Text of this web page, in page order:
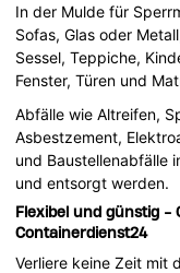
In der Mulde für
Sofas, Glas oder
Sessel, Teppiche,
Fenster, Türen und
Abfälle wie Altreifen,
Asbestzement,
und Baustellenabfälle
und entsorgt werden.
Flexibel und günstig -
Containerdienst24
Verliere keine Zeit mit